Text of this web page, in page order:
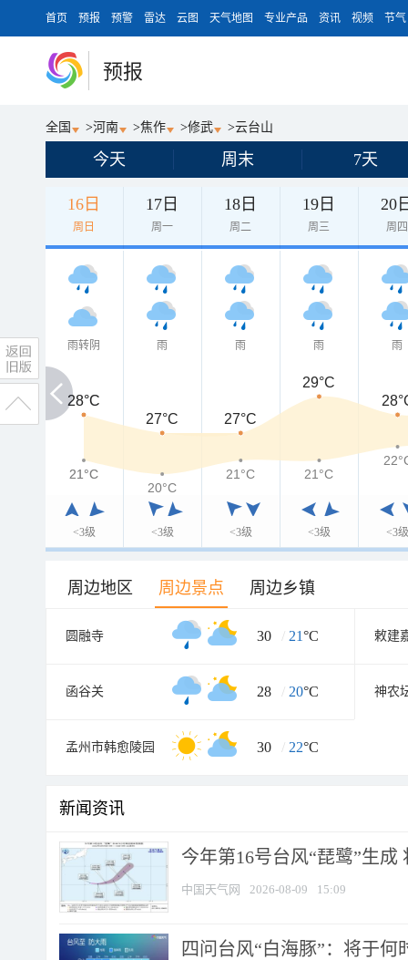
首页 预报 预警 雷达 云图 天气地图 专业产品 资讯 视频 节气
预报
全国 >河南 >焦作 >修武 >云台山
今天 周末 7天
16日
周日
17日
周一
18日
周二
19日
周三
20
周四
雨转阴
<3级
雨
<3级
雨
<3级
雨
<3级
雨
<3级
28°C
28°C
27°C
27°C
29°C
21°C
21°C
20°C
21°C 21°C
周边地区 周边景点 周边乡镇
圆融寺 30 / 21°C 敕建
函谷关 28 / 20°C 神农
孟州市韩愈陵园 30 / 22°C
新闻资讯
今年第16号台风“琵鹭”生
中国天气网 2026-08-09 15:09
四问台风“白海豚”：将于